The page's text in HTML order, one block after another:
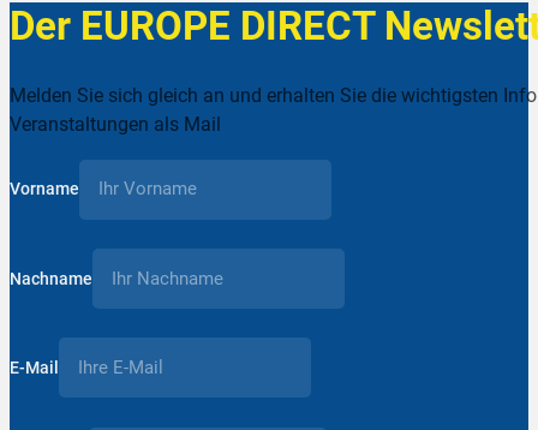
Der EUROPE DIRECT
Melden Sie sich gleich an und erhalten Sie die wichtigsten
Veranstaltungen als Mail
Vorname
Nachname
E-Mail